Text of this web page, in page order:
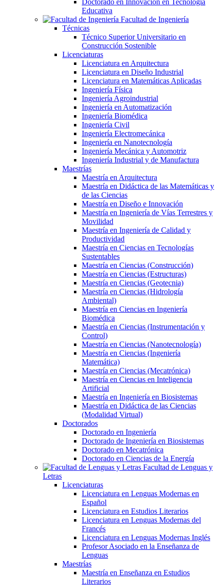
Doctorado en Innovación en Tecnología
Educativa
Facultad de Ingeniería
Técnicas
Técnico Superior Universitario en
Construcción Sostenible
Licenciaturas
Licenciatura en Arquitectura
Licenciatura en Diseño Industrial
Licenciatura en Matemáticas Aplicadas
Ingeniería Física
Ingeniería Agroindustrial
Ingeniería en Automatización
Ingeniería Biomédica
Ingeniería Civil
Ingeniería Electromecánica
Ingeniería en Nanotecnología
Ingeniería Mecánica y Automotriz
Ingeniería Industrial y de Manufactura
Maestrías
Maestría en Arquitectura
Maestría en Didáctica de las Matemáticas y
de las Ciencias
Maestría en Diseño e Innovación
Maestría en Ingeniería de Vías Terrestres y
Movilidad
Maestría en Ingeniería de Calidad y
Productividad
Maestría en Ciencias en Tecnologías
Sustentables
Maestría en Ciencias (Construcción)
Maestría en Ciencias (Estructuras)
Maestría en Ciencias (Geotecnia)
Maestría en Ciencias (Hidrología
Ambiental)
Maestría en Ciencias en Ingeniería
Biomédica
Maestría en Ciencias (Instrumentación y
Control)
Maestría en Ciencias (Nanotecnología)
Maestría en Ciencias (Ingeniería
Matemática)
Maestría en Ciencias (Mecatrónica)
Maestría en Ciencias en Inteligencia
Artificial
Maestría en Ingeniería en Biosistemas
Maestría en Didáctica de las Ciencias
(Modalidad Virtual)
Doctorados
Doctorado en Ingeniería
Doctorado de Ingeniería en Biosistemas
Doctorado en Mecatrónica
Doctorado en Ciencias de la Energía
Facultad de Lenguas y
Letras
Licenciaturas
Licenciatura en Lenguas Modernas en
Español
Licenciatura en Estudios Literarios
Licenciatura en Lenguas Modernas del
Francés
Licenciatura en Lenguas Modernas Inglés
Profesor Asociado en la Enseñanza de
Lenguas
Maestrías
Maestría en Enseñanza en Estudios
Literarios